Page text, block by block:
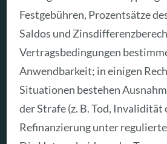
Festgebühren, Prozentsätze
Saldos und
Vertragsbedingungen
Anwendbarkeit; in einigen
Situationen bestehen
der Strafe (z. B. Tod, Invalidität
Refinanzierung unter